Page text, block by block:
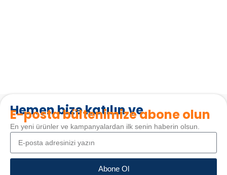
Hemen bize katılın ve
E-posta bültenimize abone olun
En yeni ürünler ve kampanyalardan ilk senin haberin olsun.
Abone Ol